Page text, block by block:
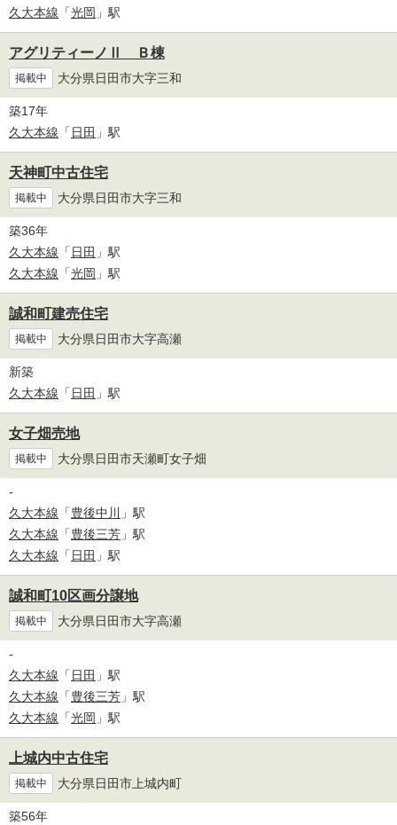
久大本線 「光岡 」駅
アグリティーノⅡ Ｂ棟
掲載中 大分県日田市大字三和
築17年
久大本線 「 日田 」駅
天神町中古住宅
掲載中 大分県日田市大字三和
築36年
久大本線 「 日田 」駅
久大本線 「光岡 」駅
誠和町建売住宅
掲載中 大分県日田市大字高瀬
新築
久大本線 「 日田 」駅
女子畑売地
掲載中 大分県日田市天瀬町女子畑
-
久大本線 「豊後中川
」駅
久大本線 「豊後三芳 」駅
久大本線 「 日田 」駅
誠和町10区画分譲地
掲載中 大分県日田市大字高瀬
-
久大本線 「 日田 」駅
久大本線 「豊後三芳 」駅
久大本線 「光岡 」駅
上城内中古住宅
掲載中 大分県日田市上城内町
築56年